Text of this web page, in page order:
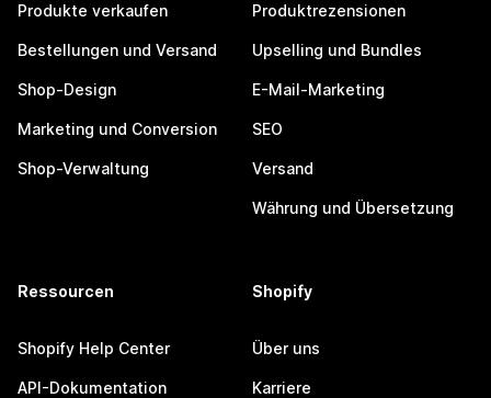
Produkte verkaufen
Bestellungen und Versand
Shop-Design
Marketing und Conversion
Shop-Verwaltung
Produktrezensionen
Upselling und Bundles
E-Mail-Marketing
SEO
Versand
Währung und Übersetzung
Ressourcen
Shopify Help Center
API-Dokumentation
Shopify
Über uns
Karriere